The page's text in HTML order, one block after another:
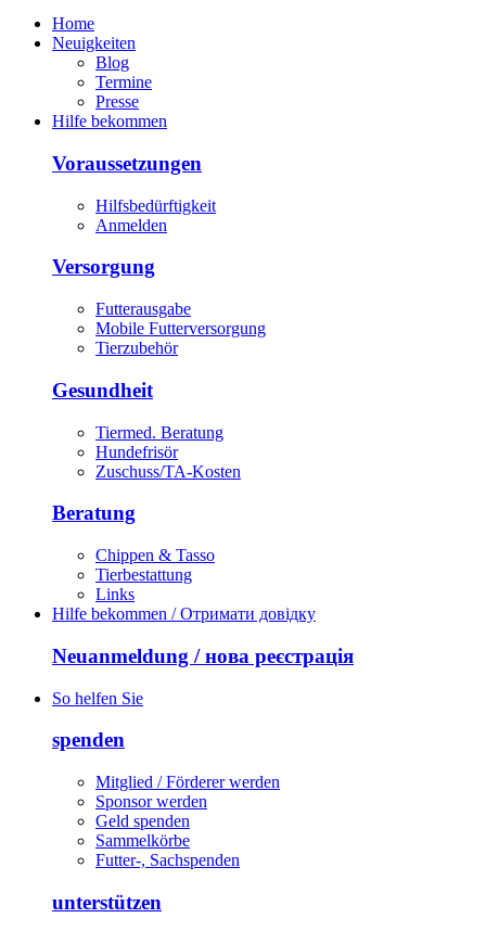
Home
Neuigkeiten
Blog
Termine
Presse
Hilfe bekommen
Voraussetzungen
Hilfsbedürftigkeit
Anmelden
Versorgung
Futterausgabe
Mobile Futterversorgung
Tierzubehör
Gesundheit
Tiermed. Beratung
Hundefrisör
Zuschuss/TA-Kosten
Beratung
Chippen & Tasso
Tierbestattung
Links
Hilfe bekommen / Отримати довідку
Neuanmeldung / нова реєстрація
So helfen Sie
spenden
Mitglied / Förderer werden
Sponsor werden
Geld spenden
Sammelkörbe
Futter-, Sachspenden
unterstützen